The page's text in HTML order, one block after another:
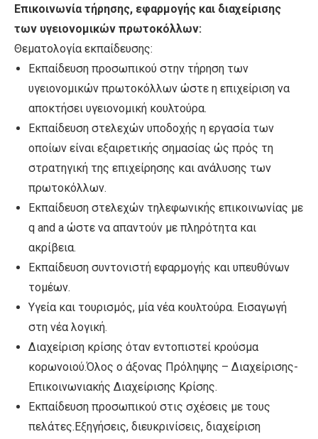
Επικοινωνία τήρησης, εφαρμογής και διαχείρισης
των υγειονομικών πρωτοκόλλων:
Θεματολογία εκπαίδευσης:
Εκπαίδευση προσωπικού στην τήρηση των
υγειονομικών πρωτοκόλλων ώστε η επιχείριση να
αποκτήσει υγειονομική κουλτούρα.
Εκπαίδευση στελεχών υποδοχής η εργασία των
οποίων είναι εξαιρετικής σημασίας ώς πρός τη
στρατηγική της επιχείρησης και ανάλυσης των
πρωτοκόλλων.
Εκπαίδευση στελεχών τηλεφωνικής επικοινωνίας με
q and a ώστε να απαντούν με πληρότητα και
ακρίβεια.
Εκπαίδευση συντονιστή εφαρμογής και υπευθύνων
τομέων.
Υγεία και τουρισμός, μία νέα κουλτούρα. Εισαγωγή
στη νέα λογική.
Διαχείριση κρίσης όταν εντοπιστεί κρούσμα
κορωνοιού.Όλος ο άξονας Πρόληψης – Διαχείρισης-
Επικοινωνιακής Διαχείρισης Κρίσης.
Εκπαίδευση προσωπικού στις σχέσεις με τους
πελάτες.Εξηγήσεις, διευκρινίσεις, διαχείριση